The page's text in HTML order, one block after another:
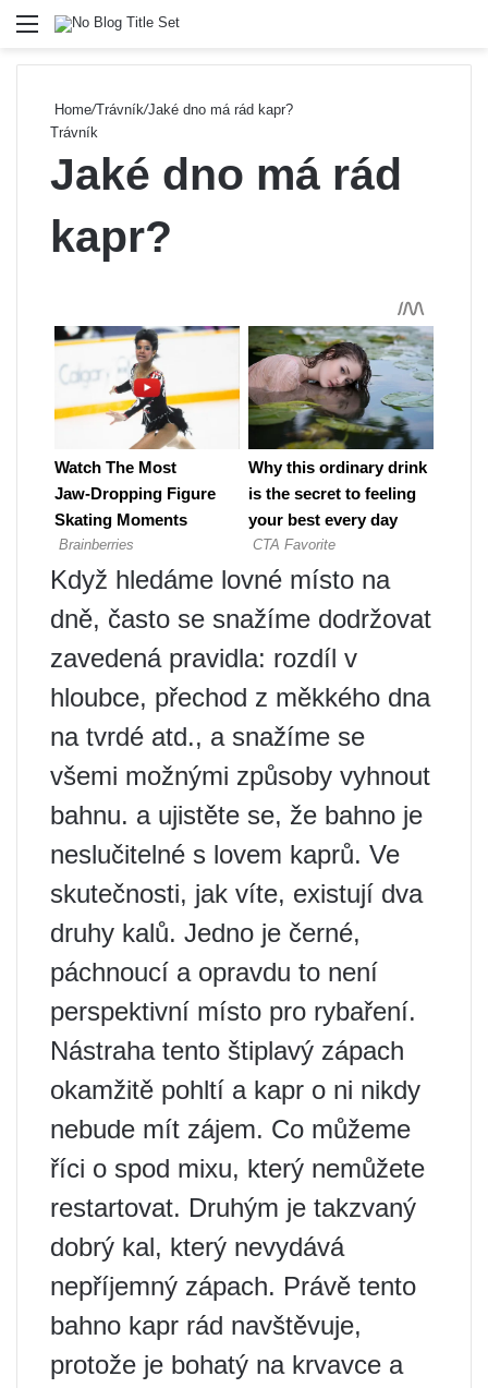
Menu
Home/Trávník/Jaké dno má rád kapr?
Trávník
Jaké dno má rád
kapr?
Když hledáme lovné místo na
dně, často se snažíme dodržovat
zavedená pravidla: rozdíl v
hloubce, přechod z měkkého dna
na tvrdé atd., a snažíme se
všemi možnými způsoby vyhnout
bahnu. a ujistěte se, že bahno je
neslučitelné s lovem kaprů. Ve
skutečnosti, jak víte, existují dva
druhy kalů. Jedno je černé,
páchnoucí a opravdu to není
perspektivní místo pro rybaření.
Nástraha tento štiplavý zápach
okamžitě pohltí a kapr o ni nikdy
nebude mít zájem. Co můžeme
říci o spod mixu, který nemůžete
restartovat. Druhým je takzvaný
dobrý kal, který nevydává
nepříjemný zápach. Právě tento
bahno kapr rád navštěvuje,
protože je bohatý na krvavce a